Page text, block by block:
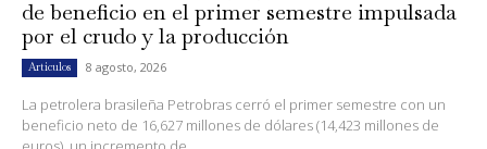
de beneficio en el primer semestre impulsada
por el crudo y la producción
Artículos 8 agosto, 2026
La petrolera brasileña Petrobras cerró el primer semestre con un
beneficio neto de 16,627 millones de dólares (14,423 millones de